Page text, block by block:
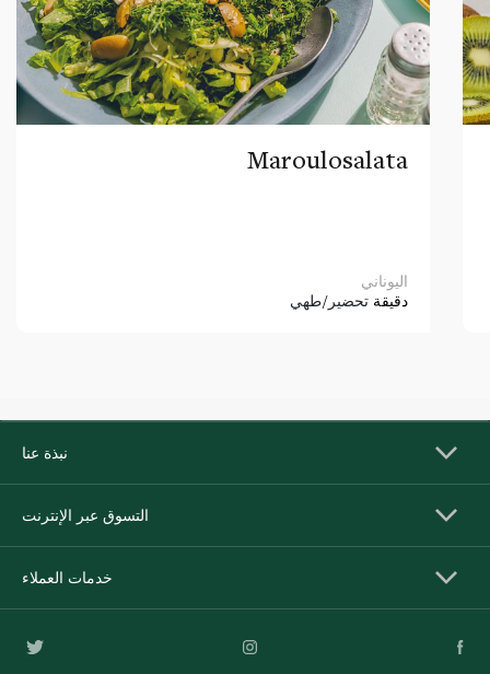
Maroulosalata
اليوناني
دقيقة تحضير/طهي
نبذة عنا
التسوق عبر الإنترنت
خدمات العملاء